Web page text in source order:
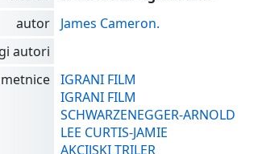
autor
James Cameron.
autori
IGRANI FILM
IGRANI FILM
SCHWARZENEGGER-ARNOLD
LEE CURTIS-JAMIE
AKCIJSKI TRILER